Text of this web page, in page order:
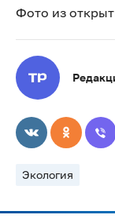
Фото из
Экология